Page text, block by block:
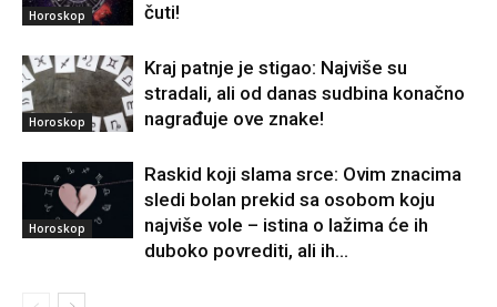
Horoskop
čuti!
Horoskop
Kraj patnje je stigao: Najviše su
stradali, ali od danas sudbina konačno
nagrađuje ove znake!
Horoskop
Raskid koji slama srce: Ovim znacima
sledi bolan prekid sa osobom koju
najviše vole – istina o lažima će ih
duboko povrediti, ali ih...